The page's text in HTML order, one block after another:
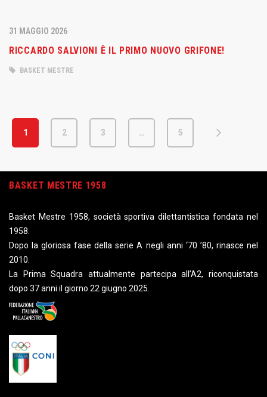
31 MAGGIO 2026
RICCARDO SALVIONI È IL PRIMO NUOVO GRIFONE!
BASKET MESTRE
1 2 3 … 5
BASKET MESTRE 1958
Basket Mestre 1958, società sportiva dilettantistica fondata nel
1958.
Dopo la gloriosa fase della serie A negli anni ‘70 ’80, rinasce nel
2010.
La Prima Squadra attualmente partecipa all’A2, riconquistata
dopo 37 anni il giorno 22 giugno 2025.